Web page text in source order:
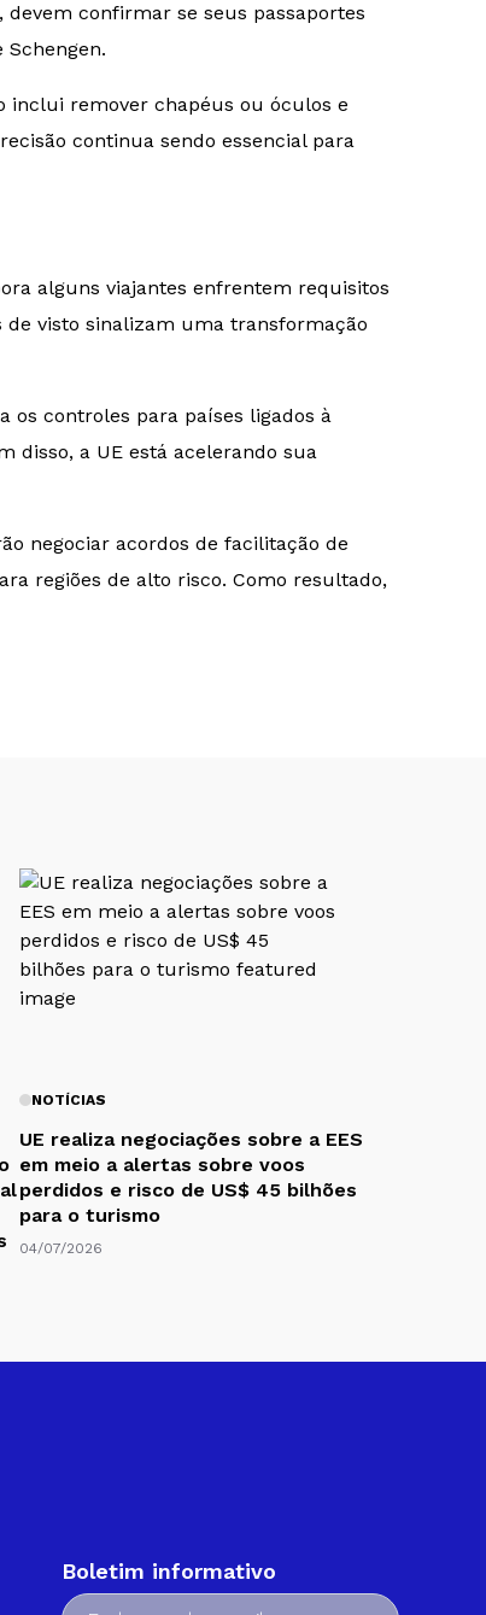
confirmar se seus passaportes
inclui remover chapéus ou óculos e
continua sendo essencial para
alguns viajantes enfrentem requisitos
de visto sinalizam uma transformação
os controles para países ligados à
disso, a UE está acelerando sua
negociar acordos de facilitação de
regiões de alto risco. Como resultado,
NOTÍCIAS
UE realiza negociações sobre a EES
em meio a alertas sobre voos
perdidos e risco de US$ 45 bilhões
para o turismo
04/07/2026
Boletim informativo